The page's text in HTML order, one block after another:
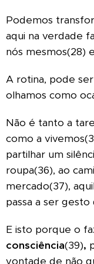
Podemos
aqui na verdade
nós mesmos(28)
A rotina, pode
olhamos como
Não é tanto a
como a
partilhar um
roupa(36), ao
mercado(37),
passa a ser
E isto porque o
consciência(39),
vontade de não